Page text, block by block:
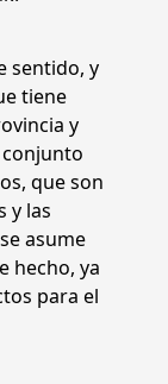
sentido, y
tiene
y
que son
y las
asume
hecho, ya
para el